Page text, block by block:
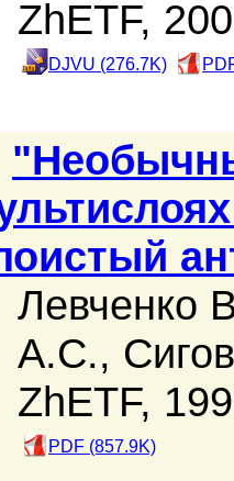
ZhETF,
DJVU (276.7K)
Левченко
А.С.,
ZhETF,
PDF (857.9K)